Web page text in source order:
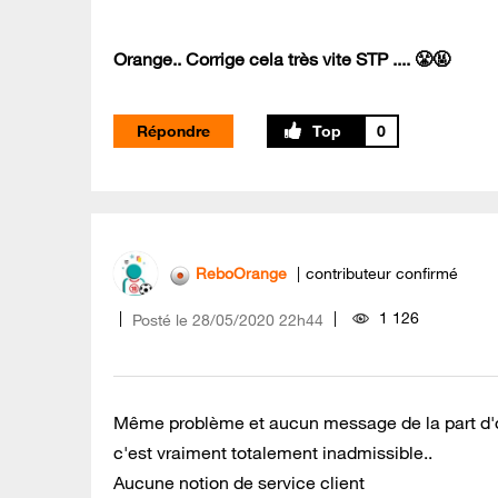
Orange.. Corrige cela très vite STP .... 😤🤬
Répondre 0
ReboOrange contributeur confirmé
Posté le ‎28/05/2020 22h44 1 126
Même problème et aucun message de la part
c'est vraiment totalement inadmissible..
Aucune notion de service client